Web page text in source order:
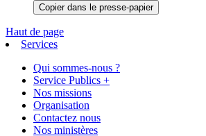
Copier dans le presse-papier
Haut de page
Services
Qui sommes-nous ?
Service Publics +
Nos missions
Organisation
Contactez nous
Nos ministères